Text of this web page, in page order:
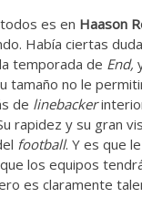
es en Haason
Había ciertas
temporada de End,
tamaño no le
de linebacker
rapidez y su gran
football. Y es que
los equipos
es claramente